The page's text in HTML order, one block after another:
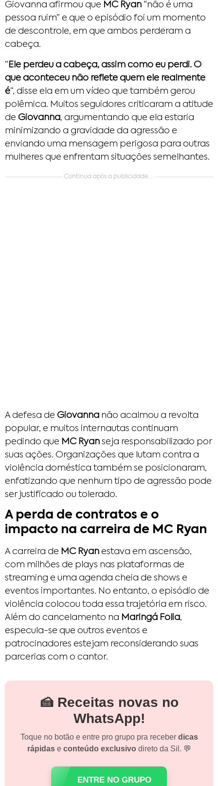
Giovanna afirmou que MC Ryan “não é uma
pessoa ruim” e que o episódio foi um momento
de descontrole, em que ambos perderam a
cabeça.
“ Ele perdeu a cabeça, assim como eu perdi. O
que aconteceu não reflete quem ele realmente
é“, disse ela em um vídeo que também gerou
polêmica. Muitos seguidores criticaram a atitude
de Giovanna, argumentando que ela estaria
minimizando a gravidade da agressão e
enviando uma mensagem perigosa para outras
mulheres que enfrentam situações semelhantes.
Continua após a publicidade....
A defesa de Giovanna não acalmou a revolta
popular, e muitos internautas continuam
pedindo que MC Ryan seja responsabilizado por
suas ações. Organizações que lutam contra a
violência doméstica também se posicionaram,
enfatizando que nenhum tipo de agressão pode
ser justificado ou tolerado.
A perda de contratos e o
impacto na carreira de MC Ryan
A carreira de MC Ryan estava em ascensão,
com milhões de plays nas plataformas de
streaming e uma agenda cheia de shows e
eventos importantes. No entanto, o episódio de
violência colocou toda essa trajetória em risco.
Além do cancelamento na Maringá Folia,
especula-se que outros eventos e
patrocinadores estejam reconsiderando suas
parcerias com o cantor.
🍰 Receitas novas no
WhatsApp!
Toque no botão e entre pro grupo pra receber dicas
rápidase conteúdo exclusivodireto da Sil. 💬
ENTRE NO GRUPO